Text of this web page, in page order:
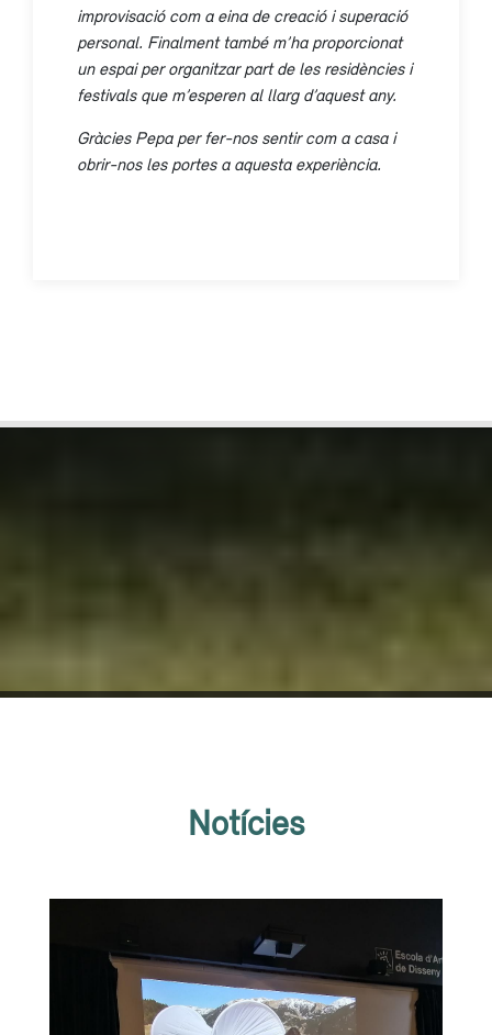
improvisació com a eina de creació i superació
personal. Finalment també m’ha proporcionat
un espai per organitzar part de les residències i
festivals que m’esperen al llarg d’aquest any.
Gràcies Pepa per fer-nos sentir com a casa i
obrir-nos les portes a aquesta experiència.
Notícies